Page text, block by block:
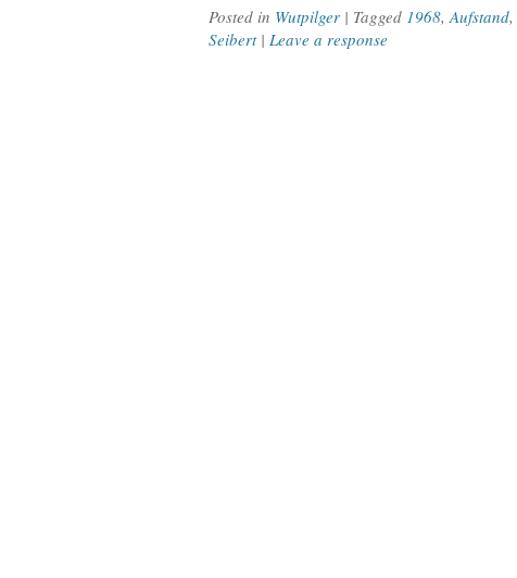
Posted in Wutpilger | Tagged 1968,Aufstand,
Seibert| Leave a response